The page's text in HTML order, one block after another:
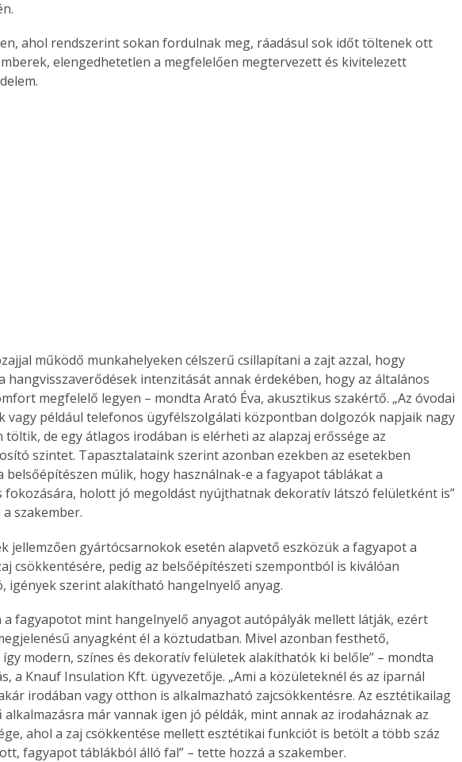
vagy
is
Bárhol,
élve
az
A
ahol rendszerint sokan fordulnak meg, ráadásul sok időt töltenek ott
elengedhetetlen a megfelelően megtervezett és kivitelezett
működő munkahelyeken célszerű csillapítani a zajt azzal, hogy
hangvisszaverődések intenzitását annak érdekében, hogy az általános
megfelelő legyen – mondta Arató Éva, akusztikus szakértő. „Az óvodai
vagy például telefonos ügyfélszolgálati központban dolgozók napjaik nagy
töltik, de egy átlagos irodában is elérheti az alapzaj erőssége az
szintet. Tapasztalataink szerint azonban ezekben az esetekben
belsőépítészen múlik, hogy használnak-e a fagyapot táblákat a
fokozására, holott jó megoldást nyújthatnak dekoratív látszó felületként is”
szakember.
jellemzően gyártócsarnokok esetén alapvető eszközük a fagyapot a
csökkentésére, pedig az belsőépítészeti szempontból is kiválóan
igények szerint alakítható hangelnyelő anyag.
a fagyapotot mint hangelnyelő anyagot autópályák mellett látják, ezért
anyagként él a köztudatban. Mivel azonban festhető,
modern, színes és dekoratív felületek alakíthatók ki belőle” – mondta
a Knauf Insulation Kft. ügyvezetője. „Ami a közületeknél és az iparnál
irodában vagy otthon is alkalmazható zajcsökkentésre. Az esztétikailag
alkalmazásra már vannak igen jó példák, mint annak az irodaháznak az
ahol a zaj csökkentése mellett esztétikai funkciót is betölt a több száz
fagyapot táblákból álló fal” – tette hozzá a szakember.